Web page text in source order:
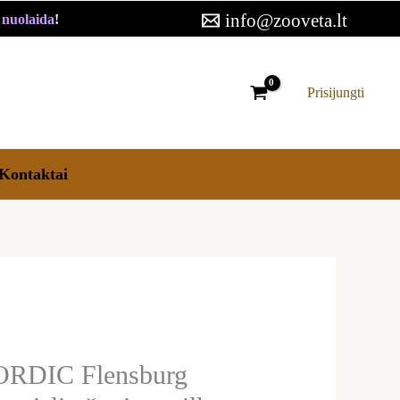
! info@zooveta.lt
Prisijungti
Flensburg
through